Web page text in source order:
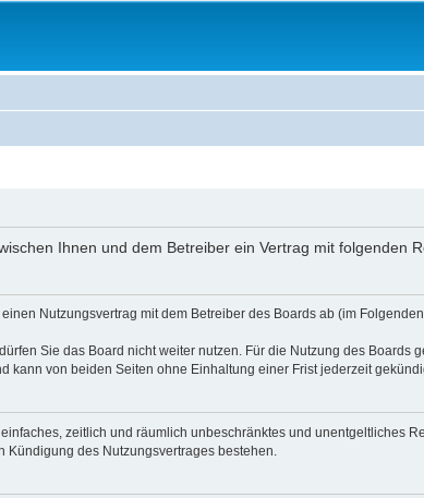
Ihnen und dem Betreiber ein Vertrag mit folgenden
einen Nutzungsvertrag mit dem Betreiber des Boards ab (im
Sie das Board nicht weiter nutzen. Für die Nutzung des
kann von beiden Seiten ohne Einhaltung einer Frist jederzeit
zeitlich und räumlich unbeschränktes und unentgeltliches
Kündigung des Nutzungsvertrages bestehen.